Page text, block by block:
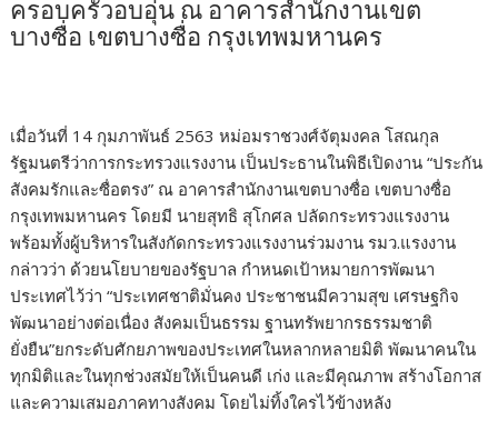
ครอบครัวอบอุ่น ณ อาคารสำนักงานเขต
บางซื่อ เขตบางซื่อ กรุงเทพมหานคร
เมื่อวันที่ 14 กุมภาพันธ์ 2563 หม่อมราชวงศ์จัตุมงคล โสณกุล
รัฐมนตรีว่าการกระทรวงแรงงาน เป็นประธานในพิธีเปิดงาน “ประกัน
สังคมรักและซื่อตรง” ณ อาคารสำนักงานเขตบางซื่อ เขตบางซื่อ
กรุงเทพมหานคร โดยมี นายสุทธิ สุโกศล ปลัดกระทรวงแรงงาน
พร้อมทั้งผู้บริหารในสังกัดกระทรวงแรงงานร่วมงาน รมว.แรงงาน
กล่าวว่า ด้วยนโยบายของรัฐบาล กำหนดเป้าหมายการพัฒนา
ประเทศไว้ว่า “ประเทศชาติมั่นคง ประชาชนมีความสุข เศรษฐกิจ
พัฒนาอย่างต่อเนื่อง สังคมเป็นธรรม ฐานทรัพยากรธรรมชาติ
ยั่งยืน”ยกระดับศักยภาพของประเทศในหลากหลายมิติ พัฒนาคนใน
ทุกมิติและในทุกช่วงสมัยให้เป็นคนดี เก่ง และมีคุณภาพ สร้างโอกาส
และความเสมอภาคทางสังคม โดยไม่ทิ้งใครไว้ข้างหลัง